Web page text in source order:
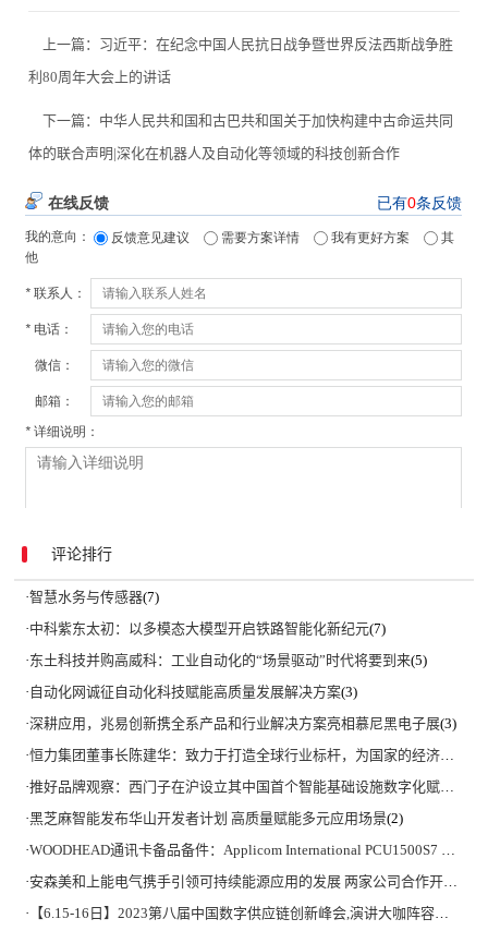
上一篇： 习近平：在纪念中国人民抗日战争暨世界反法西斯战争胜
利80周年大会上的讲话
下一篇： 中华人民共和国和古巴共和国关于加快构建中古命运共同
体的联合声明|深化在机器人及自动化等领域的科技创新合作
评论排行
·智慧水务与传感器(7)
·中科紫东太初：以多模态大模型开启铁路智能化新纪元(7)
·东土科技并购高威科：工业自动化的“场景驱动”时代将要到来(5)
· 自动化网诚征自动化科技赋能高质量发展解决方案(3)
·深耕应用，兆易创新携全系产品和行业解决方案亮相慕尼黑电子展(3)
·恒力集团董事长陈建华：致力于打造全球行业标杆，为国家的经济高质量发展贡献更大力量|上海电气集团党委书记、董事长吴磊来访
·推好品牌观察：西门子在沪设立其中国首个智能基础设施数字化赋能中心
·黑芝麻智能发布华山开发者计划 高质量赋能多元应用场景(2)
·WOODHEAD通讯卡备品备件：Applicom International PCU1500S7 PCU 1500 S7 V4.5.0
·安森美和上能电气携手引领可持续能源应用的发展 两家公司合作开发高性能储能和太阳能组串式逆变器方案 以实现可持续的未来
· 【6.15-16日】2023第八届中国数字供应链创新峰会,演讲大咖阵容官宣